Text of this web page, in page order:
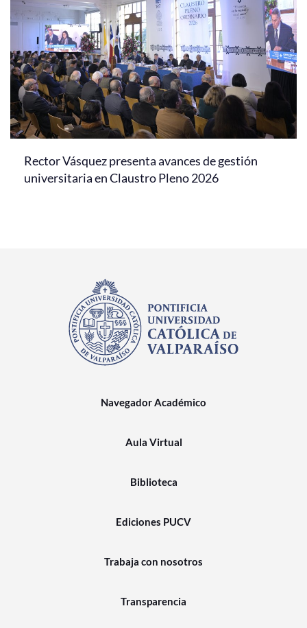
Rector Vásquez presenta avances de gestión
universitaria en Claustro Pleno 2026
Navegador Académico
Aula Virtual
Biblioteca
Ediciones PUCV
Trabaja con nosotros
Transparencia